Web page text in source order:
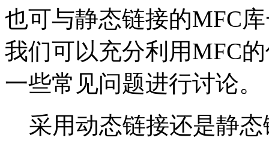
也可与静态链接的MFC
我们可以充分利用MFC
一些常见问题进行讨论。
采用动态链接还是静态